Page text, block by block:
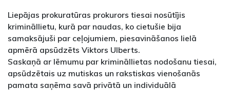
Liepājas prokuratūras prokurors tiesai nosūtījis
krimināllietu, kurā par naudas, ko cietušie bija
samaksājuši par ceļojumiem, piesavināšanos lielā
apmērā apsūdzēts Viktors Ulberts.
Saskaņā ar lēmumu par krimināllietas nodošanu tiesai,
apsūdzētais uz mutiskas un rakstiskas vienošanās
pamata saņēma savā privātā un individuālā